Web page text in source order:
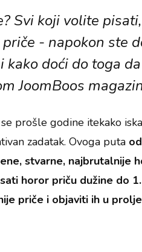
Svi koji volite
- napokon ste
doći do toga
JoomBoos
prošle godine itekako
zadatak. Ovoga puta
stvarne, najbrutalnije
horor priču dužine do
priče i objaviti ih u